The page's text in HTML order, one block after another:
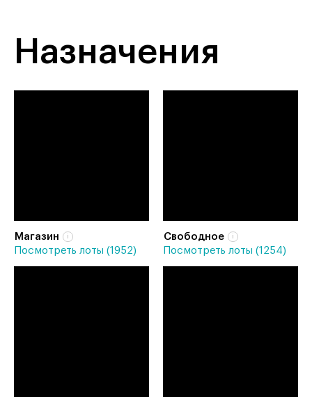
Назначения
Магазин
Посмотреть лоты (1952)
Свободное
Посмотреть лоты (1254)